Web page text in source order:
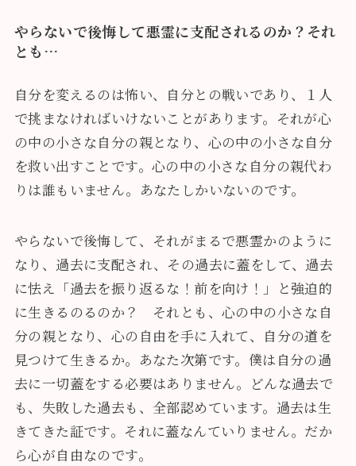
やらないで後悔して悪霊に支配されるのか？それ
とも…
自分を変えるのは怖い、自分との戦いであり、１人
で挑まなければいけないことがあります。それが心
の中の小さな自分の親となり、心の中の小さな自分
を救い出すことです。心の中の小さな自分の親代わ
りは誰もいません。あなたしかいないのです。
やらないで後悔して、それがまるで悪霊かのように
なり、過去に支配され、その過去に蓋をして、過去
に怯え「過去を振り返るな！前を向け！」と強迫的
に生きるのるのか？ それとも、心の中の小さな自
分の親となり、心の自由を手に入れて、自分の道を
見つけて生きるか。あなた次第です。僕は自分の過
去に一切蓋をする必要はありません。どんな過去で
も、失敗した過去も、全部認めています。過去は生
きてきた証です。それに蓋なんていりません。だか
ら心が自由なのです。